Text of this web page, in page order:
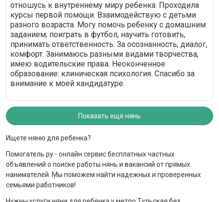
отношусь к внутреннему миру ребенка. Проходила
курсы первой помощи. Взаимодействую с детьми
разного возраста. Могу помочь ребенку с домашним
заданием, поиграть в футбол, научить готовить,
принимать ответственность. За осознанность, диалог,
комфорт. Занимаюсь разными видами творчества,
имею водительские права. Неоконченное
образование: клиническая психология. Спасибо за
внимание к моей кандидатуре.
Показать ещё нянь
Ищете няню для ребенка?
Помогатель.ру - онлайн сервис бесплатных частных
объявлений о поиске работы нянь и вакансий от прямых
нанимателей. Мы поможем найти надежных и проверенных
семьями работников!